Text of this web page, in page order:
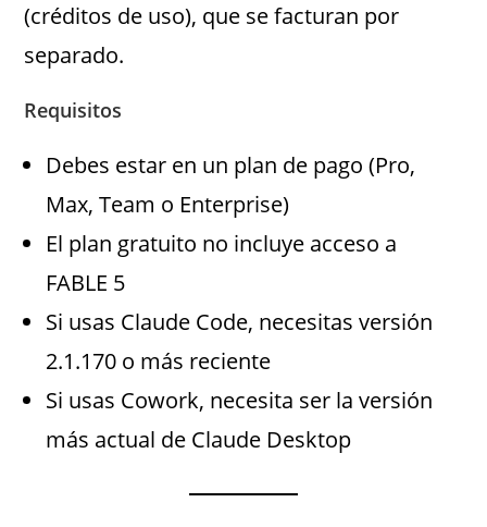
(créditos de uso), que se facturan por
separado.
Requisitos
Debes estar en un plan de pago (Pro,
Max, Team o Enterprise)
El plan gratuito no incluye acceso a
FABLE 5
Si usas Claude Code, necesitas versión
2.1.170 o más reciente
Si usas Cowork, necesita ser la versión
más actual de Claude Desktop